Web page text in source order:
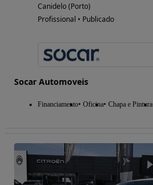
Canidelo (Porto)
Profissional • Publicado
Socar Automoveis
Financiamento Oficina Chapa e Pintura